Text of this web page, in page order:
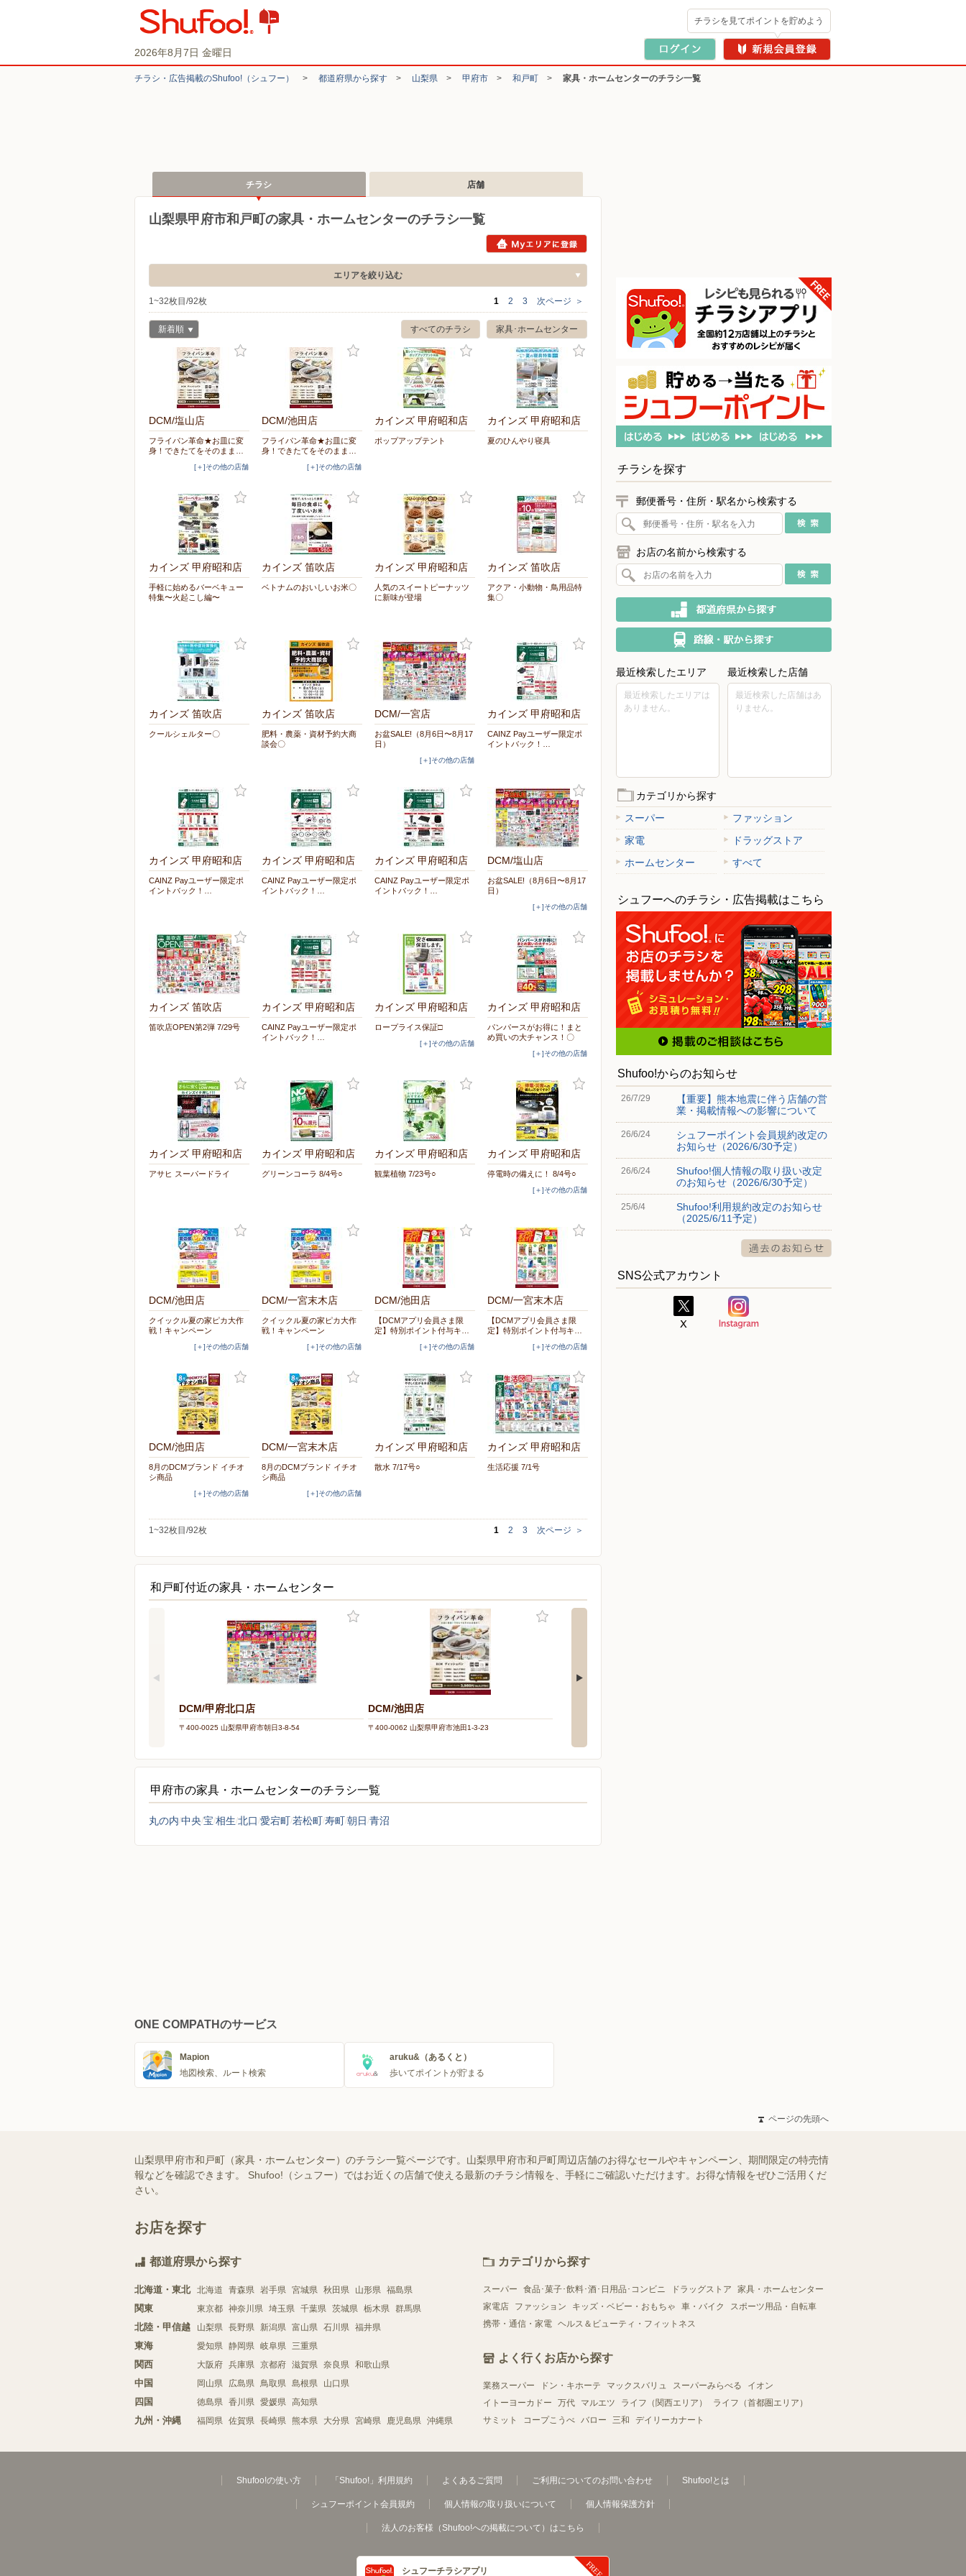
2026年8月7日 金曜日
チラシを見てポイントを貯めよう
チラシ・​広告掲載の​Shufoo!​（シュフー） > 都道府県から探す > 山梨県 > 甲府市 > 和戸町 > 家具・ホームセンターのチラシ一覧
チラシ 店舗
山梨県甲府市和戸町の家具・ホームセンターのチラシ一覧
エリアを絞り込む
1~32枚目/92枚 1 2 3 次ページ ＞
家具･ホームセンター
すべてのチラシ
新着順
DCM/塩山店
フライパン革命★お皿に変
身！できたてをそのまま…
[＋]その他の店舗
DCM/池田店
フライパン革命★お皿に変
身！できたてをそのまま…
[＋]その他の店舗
カインズ 甲府昭和店
ポップアップテント
カインズ 甲府昭和店
夏のひんやり寝具
カインズ 甲府昭和店
手軽に始めるバーベキュー
特集〜火起こし編〜
カインズ 笛吹店
ベトナムのおいしいお米〇
カインズ 甲府昭和店
人気のスイートピーナッツ
に新味が登場
カインズ 笛吹店
アクア・小動物・鳥用品特
集〇
カインズ 笛吹店
クールシェルター〇
カインズ 笛吹店
肥料・農薬・資材予約大商
談会〇
DCM/一宮店
お盆SALE!（8月6日〜8月17
日）
[＋]その他の店舗
カインズ 甲府昭和店
CAINZ Payユーザー限定ポ
イントバック！…
カインズ 甲府昭和店
CAINZ Payユーザー限定ポ
イントバック！…
カインズ 甲府昭和店
CAINZ Payユーザー限定ポ
イントバック！…
カインズ 甲府昭和店
CAINZ Payユーザー限定ポ
イントバック！…
DCM/塩山店
お盆SALE!（8月6日〜8月17
日）
[＋]その他の店舗
カインズ 笛吹店
笛吹店OPEN第2弾 7/29号
カインズ 甲府昭和店
CAINZ Payユーザー限定ポ
イントバック！…
カインズ 甲府昭和店
ロープライス保証□
[＋]その他の店舗
カインズ 甲府昭和店
パンパースがお得に！まと
め買いの大チャンス！〇
[＋]その他の店舗
カインズ 甲府昭和店
アサヒ スーパードライ
カインズ 甲府昭和店
グリーンコーラ 8/4号○
カインズ 甲府昭和店
観葉植物 7/23号○
カインズ 甲府昭和店
停電時の備えに！ 8/4号○
[＋]その他の店舗
DCM/池田店
クイックル夏の家ピカ大作
戦！キャンペーン
[＋]その他の店舗
DCM/一宮末木店
クイックル夏の家ピカ大作
戦！キャンペーン
[＋]その他の店舗
DCM/池田店
【DCMアプリ会員さま限
定】特別ポイント付与キ…
[＋]その他の店舗
DCM/一宮末木店
【DCMアプリ会員さま限
定】特別ポイント付与キ…
[＋]その他の店舗
DCM/池田店
8月のDCMブランド イチオ
シ商品
[＋]その他の店舗
DCM/一宮末木店
8月のDCMブランド イチオ
シ商品
[＋]その他の店舗
カインズ 甲府昭和店
散水 7/17号○
カインズ 甲府昭和店
生活応援 7/1号
1~32枚目/92枚 1 2 3 次ページ ＞
和戸町付近の家具・ホームセンター
DCM/甲府北口店
〒400-0025 山梨県甲府市朝日3-8-54
DCM/池田店
〒400-0062 山梨県甲府市池田1-3-23
甲府市の家具・ホームセンターのチラシ一覧
丸の内 中央 宝 相生 北口 愛宕町若松町寿町朝日 青沼
チラシを探す
郵便番号・住所・駅名から検索する
お店の名前から検索する
最近検索したエリア
最近検索したエリアは
ありません。
最近検索した店舗
最近検索した店舗はあ
りません。
カテゴリから探す
スーパー
ファッション
家電
ドラッグストア
ホームセンター
すべて
シュフーへのチラシ・広告掲載はこちら
Shufoo!からのお知らせ
26/7/29
【重要】熊本地震に伴う店舗の営
業・掲載情報への影響について
26/6/24
シュフーポイント会員規約改定の
お知らせ（2026/6/30予定）
26/6/24
Shufoo!個人情報の取り扱い改定
のお知らせ（2026/6/30予定）
25/6/4
Shufoo!利用規約改定のお知らせ
（2025/6/11予定）
SNS公式アカウント
ONE COMPATHのサービス
Mapion
地図検索、ルート検索
aruku&（あるくと）
歩いてポイントが貯まる
ページの先頭へ
山梨県甲府市和戸町（家具・ホームセンター）のチラシ一覧ページです。山梨県甲府市和戸町周辺店舗のお得なセールやキャンペーン、期間限定の特売情
報などを確認できます。 Shufoo!（シュフー）ではお近くの店舗で使える最新のチラシ情報を、手軽にご確認いただけます。お得な情報をぜひご活用くだ
さい。
お店を探す
都道府県から探す
北海道・東北 北海道 青森県 岩手県 宮城県 秋田県 山形県 福島県
関東 東京都 神奈川県 埼玉県 千葉県 茨城県 栃木県 群馬県
北陸・甲信越 山梨県 長野県 新潟県 富山県 石川県 福井県
東海 愛知県 静岡県 岐阜県 三重県
関西 大阪府 兵庫県 京都府 滋賀県 奈良県 和歌山県
中国 岡山県 広島県 鳥取県 島根県 山口県
四国 徳島県 香川県 愛媛県 高知県
九州・沖縄 福岡県 佐賀県 長崎県 熊本県 大分県 宮崎県 鹿児島県 沖縄県
カテゴリから探す
スーパー 食品･菓子･飲料･酒･日用品･コンビニ ドラッグストア
家具・ホームセンター
家電店
ファッション キッズ・ベビー・おもちゃ 車・バイク
スポーツ用品・自転車
携帯・通信・家電 ヘルス＆ビューティ・フィットネス
よく行くお店から探す
業務スーパー ドン・キホーテ マックスバリュ スーパーみらべる
イオン
イトーヨーカドー
万代 マルエツ ライフ（関西エリア）
ライフ（首都圏エリア）
サミット
コープこうべ バロー 三和 デイリーカナート
Shufoo!の使い方 「Shufoo!」利用規約 よくあるご質問 ご利用についてのお問い合わせ Shufoo!とは
シュフーポイント会員規約 個人情報の取り扱いについて 個人情報保護方針
法人のお客様（Shufoo!への掲載について）はこちら
シュフーチラシアプリ